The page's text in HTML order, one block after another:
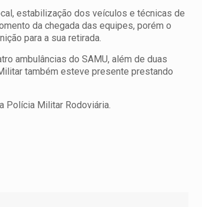
estabilização dos veículos e técnicas de
da chegada das equipes, porém o
para a sua retirada.
ambulâncias do SAMU, além de duas
também esteve presente prestando
Polícia Militar Rodoviária.